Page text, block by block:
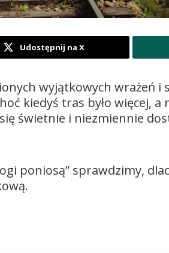
Udostępnij na X
wyjątkowych wrażeń i
kiedyś tras było więcej,
świetnie i niezmiennie
poniosą” sprawdzimy,